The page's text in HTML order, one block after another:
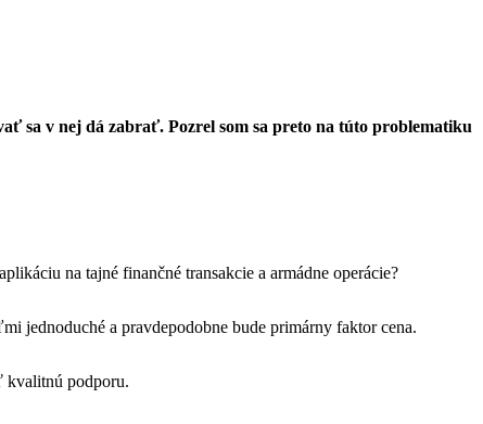
sa v nej dá zabrať. Pozrel som sa preto na túto problematiku
na tajné finančné transakcie a armádne operácie?
jednoduché a pravdepodobne bude primárny faktor cena.
kvalitnú podporu.